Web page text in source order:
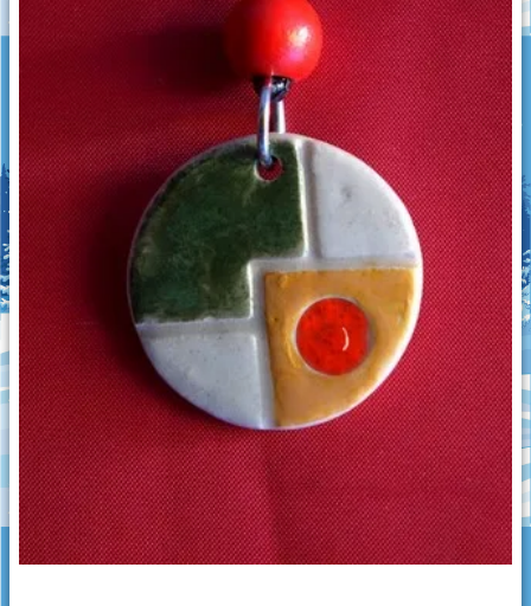
Trotteurs
Grimpeurs
Les culbuteurs
Puzzle
Jouets d'éveil
Créations diverses
Imprimante 3D
Découpe laser
Pendentifs en céramique
Objets en céramique
Galets